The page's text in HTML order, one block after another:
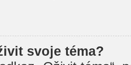
svoje téma?